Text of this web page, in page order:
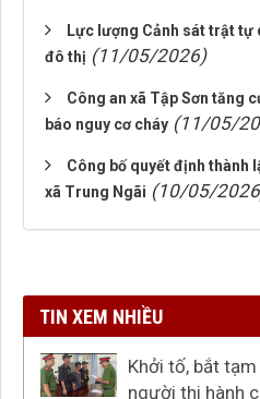
Lực lượng Cảnh sát trật
đô thị (11/05/2026)
Công an xã Tập Sơn tăng
báo nguy cơ cháy (11/05/
Công bố quyết định thành
xã Trung Ngãi (10/05/
TIN XEM NHIỀU
Khởi tố, bắt
người thi hành